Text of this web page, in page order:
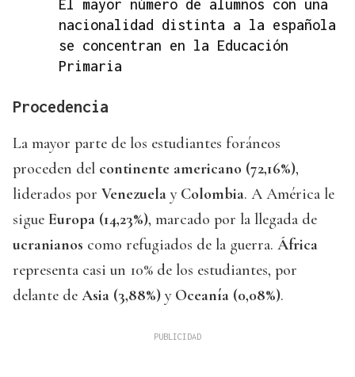
El mayor número de alumnos con una
nacionalidad distinta a la española
se concentran en la Educación
Primaria
Procedencia
La mayor parte de los estudiantes foráneos
proceden del continente americano (72,16%),
liderados por Venezuela y Colombia. A América le
sigue Europa (14,23%), marcado por la llegada de
ucranianos como refugiados de la guerra. África
representa casi un 10% de los estudiantes, por
delante de Asia (3,88%) y Oceanía (0,08%).